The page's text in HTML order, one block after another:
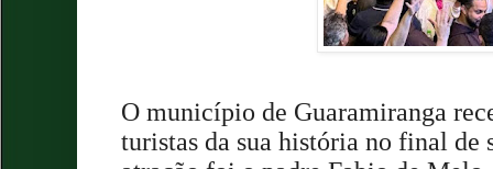
O município de Guaramiranga
turistas da sua história no final de